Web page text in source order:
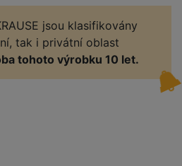
jsou klasifikovány
tak i privátní oblast
tohoto výrobku 10 let.